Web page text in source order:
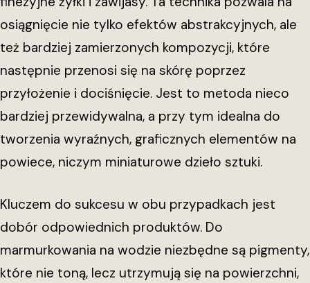
osiągnięcie nie tylko efektów abstrakcyjnych, ale
też bardziej zamierzonych kompozycji, które
następnie przenosi się na skórę poprzez
przyłożenie i dociśnięcie. Jest to metoda nieco
bardziej przewidywalna, a przy tym idealna do
tworzenia wyraźnych, graficznych elementów na
powiece, niczym miniaturowe dzieło sztuki.
Kluczem do sukcesu w obu przypadkach jest
dobór odpowiednich produktów. Do
marmurkowania na wodzie niezbędne są pigmenty,
które nie toną, lecz utrzymują się na powierzchni,